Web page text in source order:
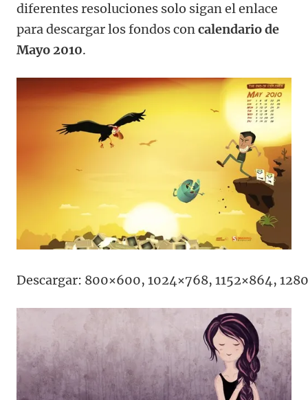
diferentes resoluciones solo sigan el enlace
para descargar los fondos concalendario de
Mayo 2010.
Descargar: 800×600, 1024×768, 1152×864,